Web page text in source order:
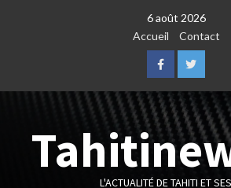
6 août 2026
Accueil
Contact
FacebookTwitter
L'ACTUALITÉ DE TAHITI ET